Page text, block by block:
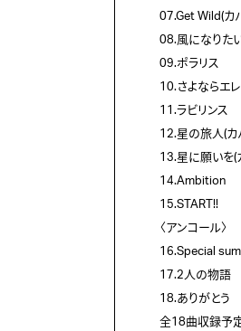
07.Get Wild(カ
08.風になりた
09.ポラリス
10.さよならエ
11.ラビリンス
12.星の旅人(カ
13.星に願いを(
14.Ambition
15.START!!
〈アンコール〉
16.Special
17.2人の物語
18.ありがとう
全18曲収録予